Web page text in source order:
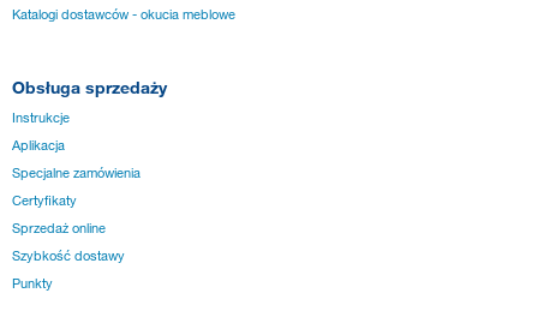
Katalogi dostawców - okucia meblowe
Obsługa sprzedaży
Instrukcje
Aplikacja
Specjalne zamówienia
Certyfikaty
Sprzedaż online
Szybkość dostawy
Punkty